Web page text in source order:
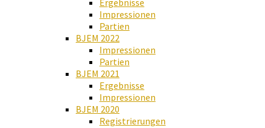
Ergebnisse
Impressionen
Partien
BJEM 2022
Impressionen
Partien
BJEM 2021
Ergebnisse
Impressionen
BJEM 2020
Registrierungen